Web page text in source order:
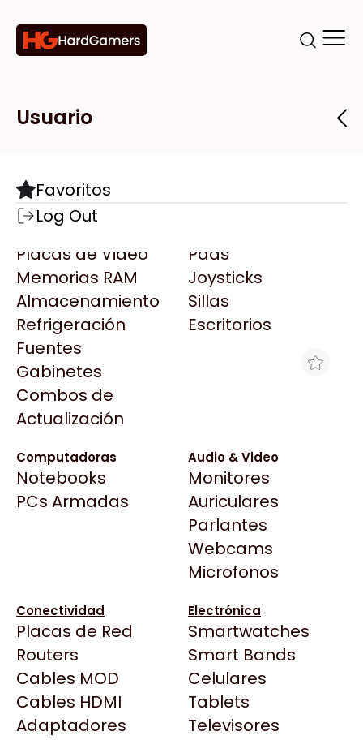
Categorías
Componentes
Motherboards
Microprocesadores
Placas de Video
Memorias RAM
Almacenamiento
Refrigeración
Fuentes
Gabinetes
Combos de
Actualización
Pads
Joysticks
Sillas
Escritorios
Computadoras
Notebooks
PCs Armadas
Audio & Video
Monitores
Auriculares
Parlantes
Webcams
Microfonos
Conectividad
Placas de Red
Routers
Cables MOD
Cables HDMI
Adaptadores
Electrónica
Smartwatches
Smart Bands
Celulares
Tablets
Televisores
Marcas
Todas las Marcas
AMD
AULA
Acer
Adata
AeroCool
Antec
Arkham
Asrock
BenQ
CX
Cooler Master
Deepcool
Dell
EVGA
Gamemax
Genesis
Genius
Tiendas
Destacadas
Todas las Tiendas
Click Gaming
Compufan Store
Dinobyte
Full H4rd
Gaming City
Gezatek
Usuario
Favoritos
Log Out
LICENCIA DE MULTILINK PARA 5
PC(EMERSON)
$26.683
Ver producto en la página de Max Tecno